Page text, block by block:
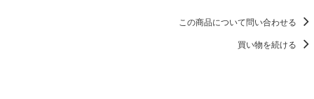
この商品について問い合わせる
買い物を続ける